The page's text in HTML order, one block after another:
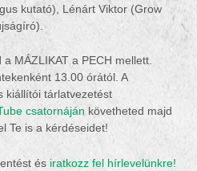
kutató), Lénárt Viktor (Grow
MÁZLIKAT a PECH mellett.
13.00 órától. A
kiállítói tárlatvezetést
csatornáján követheted majd
Te is a kérdéseidet!
és iratkozz fel hírlevelünkre!